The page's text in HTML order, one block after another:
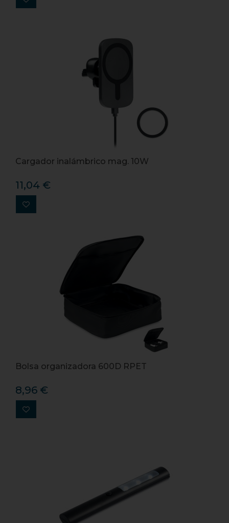
Cargador inalámbrico mag. 10W
11,04 €
Bolsa organizadora 600D RPET
8,96 €